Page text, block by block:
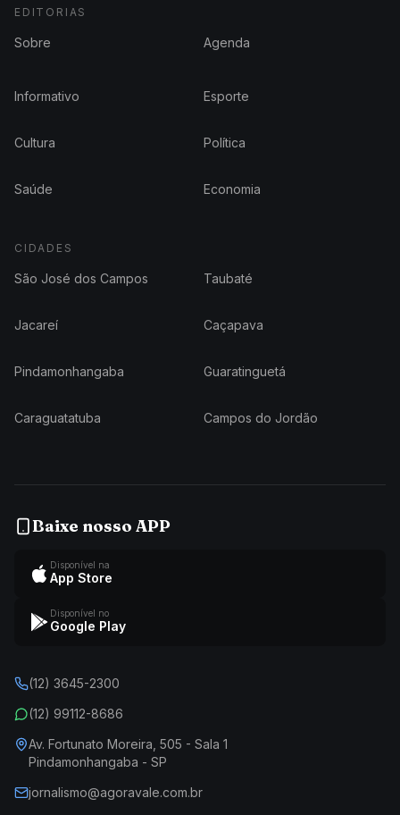
EDITORIAS
Sobre Agenda
Informativo Esporte
Cultura Política
Saúde Economia
CIDADES
São José dos Campos Taubaté
Jacareí Caçapava
Pindamonhangaba Guaratinguetá
Caraguatatuba Campos do Jordão
Baixe nosso APP
Disponível na
App Store
Disponível no
Google Play
(12) 3645-2300
(12) 99112-8686
Av. Fortunato Moreira, 505 - Sala 1
Pindamonhangaba - SP
jornalismo@agoravale.com.br